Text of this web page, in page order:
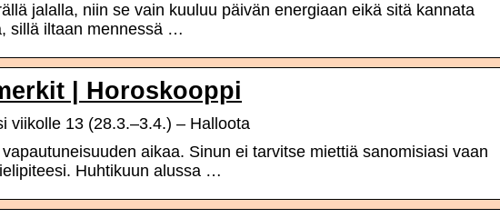
jalalla, niin se vain kuuluu päivän energiaan eikä sitä kannata
sillä iltaan mennessä …
| Horoskooppi
viikolle 13 (28.3.–3.4.) – Halloota
aikaa. Sinun ei tarvitse miettiä sanomisiasi vaan
Huhtikuun alussa …